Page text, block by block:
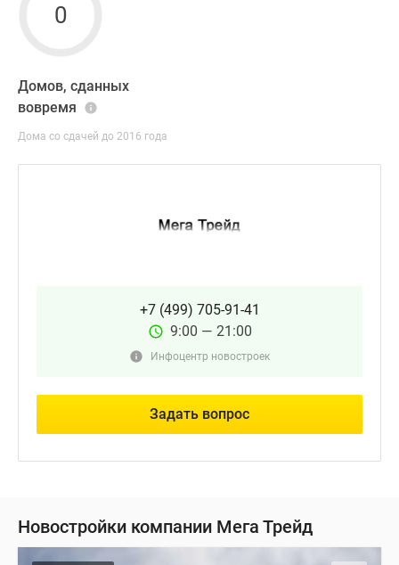
0
Домов, сданных
вовремя
Дома со сдачей до 2016 года
+7 (499) 705-91-41
9:00 — 21:00
Инфоцентр новостроек
Задать вопрос
Новостройки компании Мега Трейд